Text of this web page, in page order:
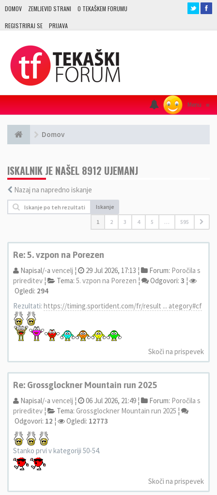
DOMOV ZEMLJEVID STRANI O TEKAŠKEM FORUMU
REGISTRIRAJ SE PRIJAVA
Menu ≡
Domov
ISKALNIK JE NAŠEL 8912 UJEMANJ
Nazaj na napredno iskanje
Iskanje
1 2 3 4 5 … 595
Re: 5. vzpon na Porezen
Napisal/-a vencelj ¦ 29 Jul 2026, 17:13 ¦ Forum: Poročila s
prireditev ¦ Tema: 5. vzpon na Porezen ¦ Odgovori: 3 ¦
Ogledi: 294
Rezultati: https://timing.sportident.com/fr/result ... ategory#cf
Skoči na prispevek
Re: Grossglockner Mountain run 2025
Napisal/-a vencelj ¦ 06 Jul 2026, 21:49 ¦ Forum: Poročila s
prireditev ¦ Tema: Grossglockner Mountain run 2025 ¦
Odgovori: 12 ¦ Ogledi: 12773
Stanko prvi v kategoriji 50-54.
Skoči na prispevek